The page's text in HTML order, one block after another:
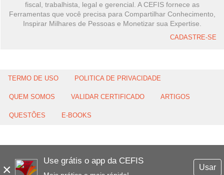
×
Use grátis o app da CEFIS
Usar
fiscal, trabalhista, legal e gerencial. A CEFIS fornece as
Ferramentas que você precisa para Compartilhar Conhecimento,
Inspirar Milhares de Pessoas e Monetizar sua Expertise.
CADASTRE-SE
TERMO DE USO POLITICA DE PRIVACIDADE
QUEM SOMOS VALIDAR CERTIFICADO ARTIGOS
QUESTÕES E-BOOKS